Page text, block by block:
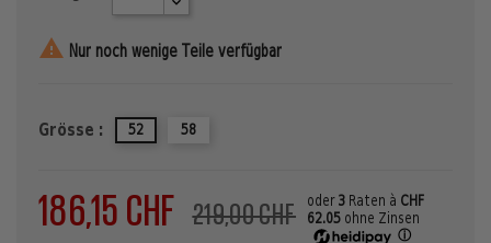
 Nur noch wenige Teile verfügbar
Grösse : 52 58
186,15 CHF 219,00 CHF oder 3 Raten à CHF
62.05 ohne Zinsen
ⓘ